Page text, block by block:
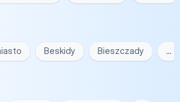
Beskidy Bieszczady …